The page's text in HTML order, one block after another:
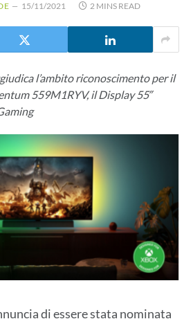
15/11/2021 2 MINS READ
l’ambito riconoscimento per il
559M1RYV, il Display 55″
di essere stata nominata